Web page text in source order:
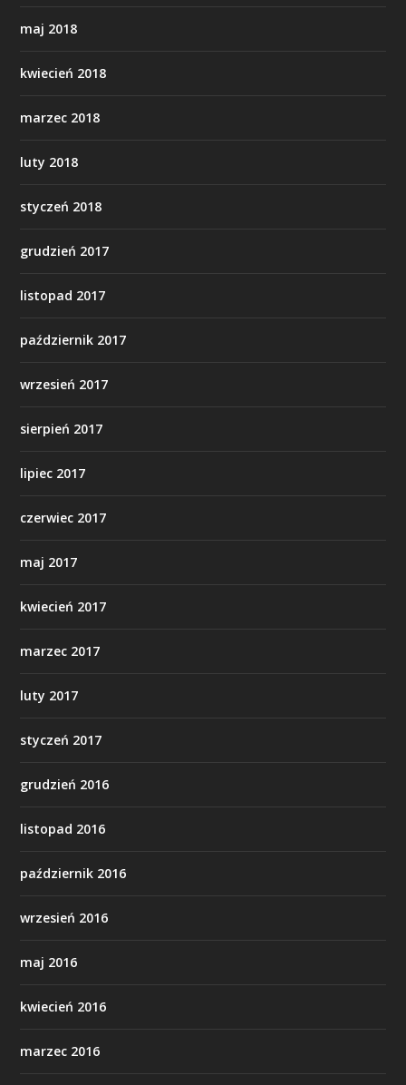
maj 2018
kwiecień 2018
marzec 2018
luty 2018
styczeń 2018
grudzień 2017
listopad 2017
październik 2017
wrzesień 2017
sierpień 2017
lipiec 2017
czerwiec 2017
maj 2017
kwiecień 2017
marzec 2017
luty 2017
styczeń 2017
grudzień 2016
listopad 2016
październik 2016
wrzesień 2016
maj 2016
kwiecień 2016
marzec 2016